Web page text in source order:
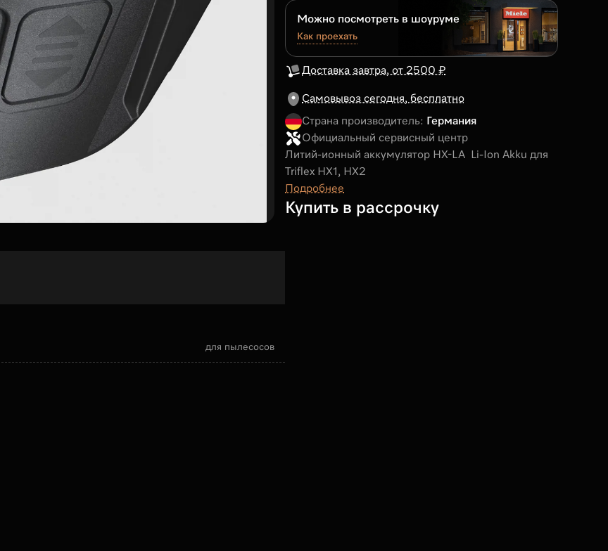
для пылесосов
Можно посмотреть в шоуруме
Как проехать
Доставка завтра, от 2500 ₽
Самовывоз сегодня, бесплатно
Страна производитель: Германия
Официальный сервисный центр
Литий-ионный аккумулятор HX-LA Li-Ion Akku для
Triflex HX1, HX2
Подробнее
Купить в рассрочку